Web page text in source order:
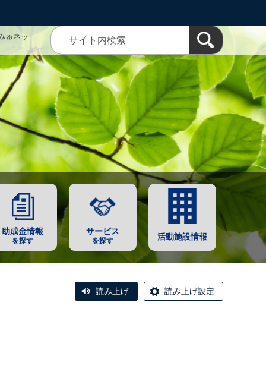
ゅネッ
助成金情報
を探す
サービス
を探す 活動施設情報
読み上げ 読み上げ設定